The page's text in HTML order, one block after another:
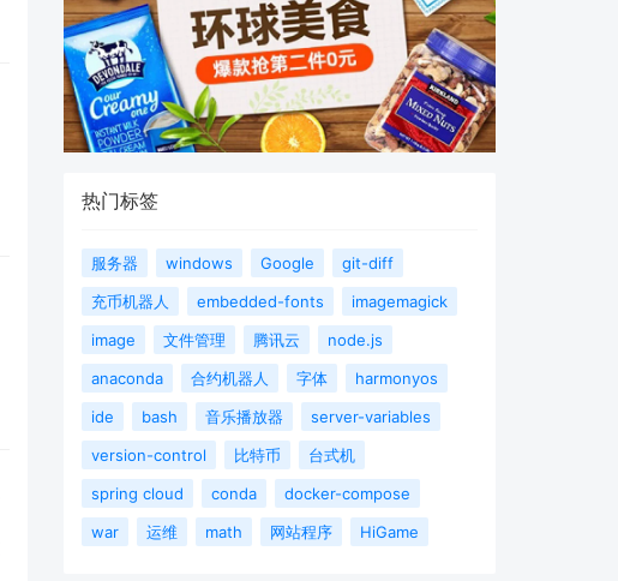
热门标签
服务器 windows Google
git-diff
充币机器人
embedded-fonts
imagemagick
image
文件管理 腾讯云
node.js
anaconda
合约机器人 字体
harmonyos
ide
bash 音乐播放器
server-variables
version-control
比特币
台式机
spring cloud
conda
docker-compose
war
运维 math 网站程序 HiGame